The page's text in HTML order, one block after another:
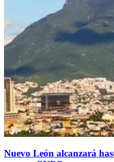
Nuevo León alcanzará